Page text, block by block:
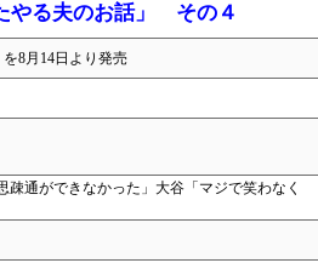
やる夫のお話」 その４
8月14日より発売
通ができなかった」大谷「マジで笑わなく